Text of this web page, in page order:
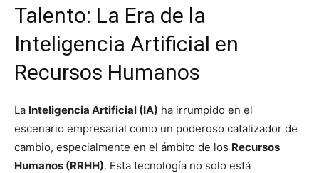
Talento: La Era de la
Inteligencia Artificial en
Recursos Humanos
La Inteligencia Artificial (IA) ha irrumpido en el
escenario empresarial como un poderoso catalizador de
cambio, especialmente en el ámbito de los Recursos
Humanos (RRHH). Esta tecnología no solo está